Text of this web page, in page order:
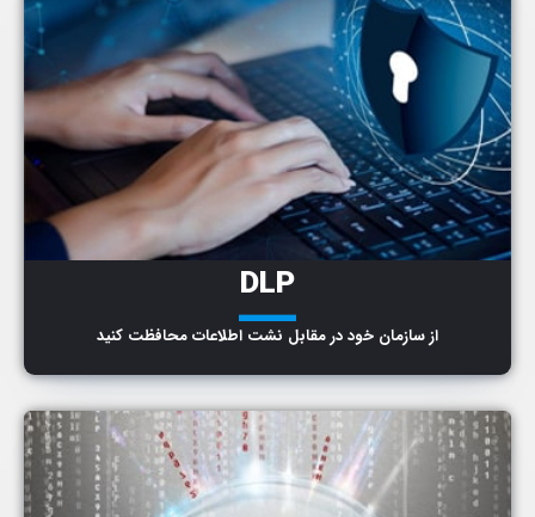
DLP
ـــ
از سازمان خود در مقابل نشت اطلاعات محافظت کنید